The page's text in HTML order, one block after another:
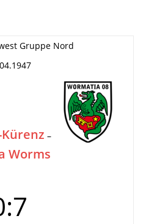
Gruppe Nord
Kürenz –
Worms